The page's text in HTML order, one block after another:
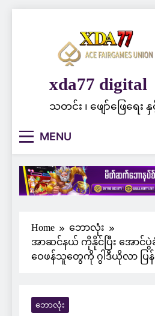
xda77 digital
သတင်း ၊ ဖျော်ဖြေရေး
MENU
Home
ဘောလုံး
အာဆင်နယ် ကိုနိုင်ပြီး အော
ဝေဖန်သူတွေကို ဂွါဒီယိုလာ ပြ
ဘောလုံး